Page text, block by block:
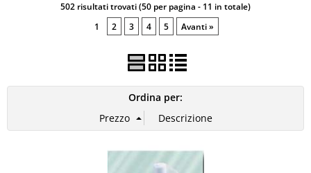
502 risultati trovati (50 per pagina - 11 in totale)
1
2 3 4 5 Avanti »
Ordina per: